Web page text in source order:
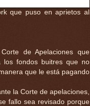
que puso en aprietos al
de Apelaciones que
los fondos buitres que no
que le está pagando
la Corte de apelaciones,
fallo sea revisado porque